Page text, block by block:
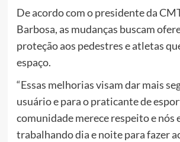
De acordo com o presidente da
Barbosa, as mudanças buscam
proteção aos pedestres e atletas
espaço.
“Essas melhorias visam dar mais
usuário e para o praticante de
comunidade merece respeito e nós
trabalhando dia e noite para fazer